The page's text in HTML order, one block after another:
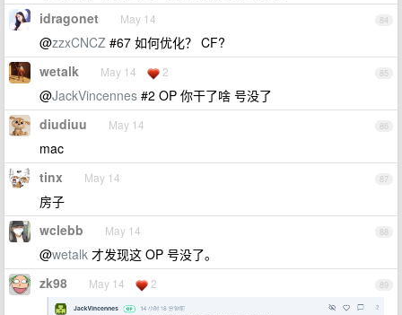
84
idragonet May 14
@zzxCNCZ #67 如何优化？ CF?
85
wetalk May 14 2
@JackVincennes #2 OP 你干了啥 号没了
86
diudiuu May 14
mac
87
tinx May 14
房子
88
wclebb May 14
@wetalk 才发现这 OP 号没了。
89
zk98 May 14 2